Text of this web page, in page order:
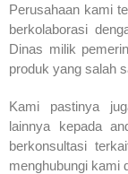
Perusahaan kami
berkolaborasi
Dinas milik
produk yang salah
Kami pastinya
lainnya kepada
berkonsultasi
menghubungi kami